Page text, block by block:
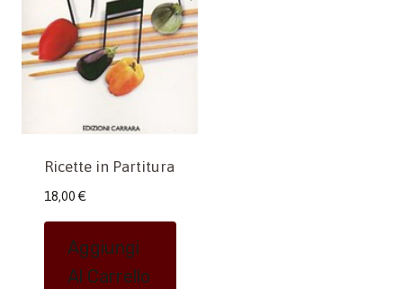
Ricette in Partitura
18,00 €
Aggiungi
Al Carrello